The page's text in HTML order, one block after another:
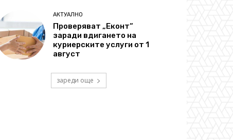
АКТУАЛНО
Проверяват „Еконт“
заради вдигането на
куриерските услуги от 1
август
зареди още